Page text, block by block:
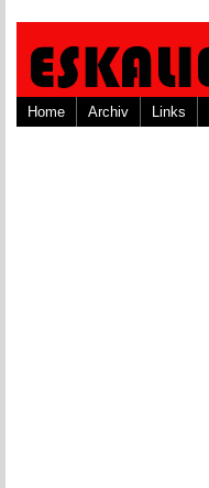
Home Archiv Links